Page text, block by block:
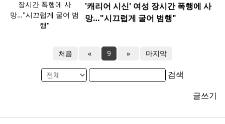
'캐리어 시신' 여성 장시간 폭행에 사
망…"시끄럽게 굴어 범행"
처음 « 9 » 마지막
검색
글쓰기